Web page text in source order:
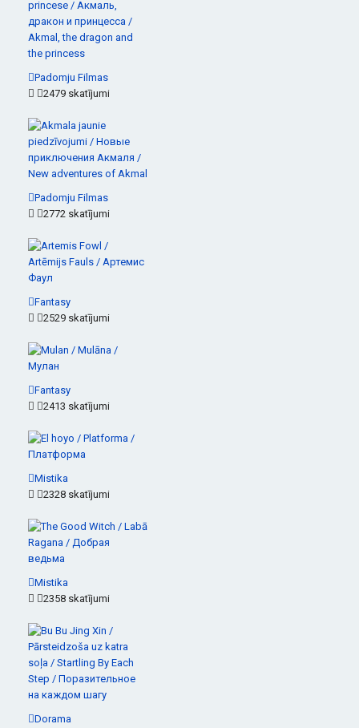
Padomju Filmas
2479 skatījumi
Padomju Filmas
2772 skatījumi
Fantasy
2529 skatījumi
Fantasy
2413 skatījumi
Mistika
2328 skatījumi
Mistika
2358 skatījumi
Dorama